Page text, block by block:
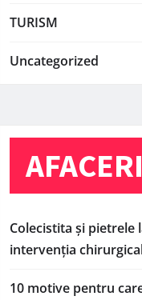
TURISM
Uncategorized
AFACERI
Colecistita și pietrele
intervenția
10 motive pentru